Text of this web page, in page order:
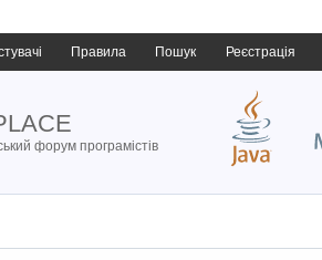
Правила Пошук Реєстрація
форум програмістів